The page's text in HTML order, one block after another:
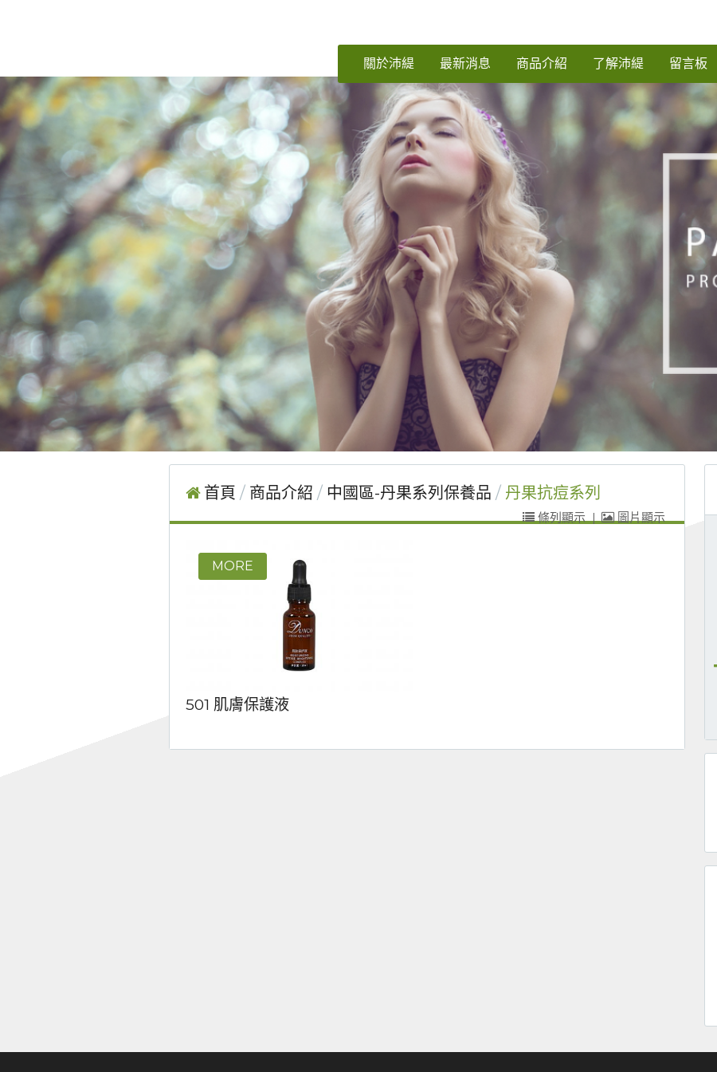
關於沛緹 最新消息 商品介紹 了解沛緹 留言板
首頁 商品介紹 中國區-丹果系列保養品 丹果抗痘系列
條列顯示| 圖片顯示
501 肌膚保護液